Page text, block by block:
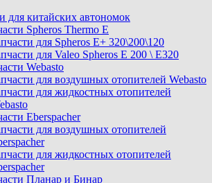
для китайских автономок
Spheros Thermo E
для Spheros E+ 320\200\120
для Valeo Spheros E 200 \ E320
Webasto
для воздушных отопителей Webasto
для жидкостных отопителей
Eberspacher
для воздушных отопителей
для жидкостных отопителей
Планар и Бинар